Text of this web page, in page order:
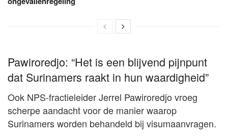
Pawiroredjo: “Het is een blijvend pijnpunt
dat Surinamers raakt in hun waardigheid”
Ook NPS-fractieleider Jerrel Pawiroredjo vroeg
scherpe aandacht voor de manier waarop
Surinamers worden behandeld bij visumaanvragen.